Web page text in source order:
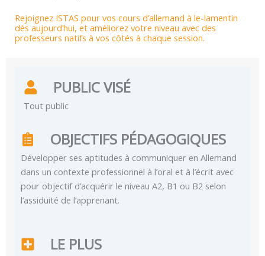
Rejoignez ISTAS pour vos cours d’allemand à le-lamentin
dès aujourd’hui, et améliorez votre niveau avec des
professeurs natifs à vos côtés à chaque session.
PUBLIC VISÉ
Tout public
OBJECTIFS PÉDAGOGIQUES
Développer ses aptitudes à communiquer en Allemand
dans un contexte professionnel à l’oral et à l’écrit avec
pour objectif d’acquérir le niveau A2, B1 ou B2 selon
l’assiduité de l’apprenant.
LE PLUS